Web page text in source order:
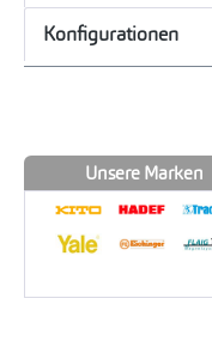
Konfigurationen
Unsere Marken